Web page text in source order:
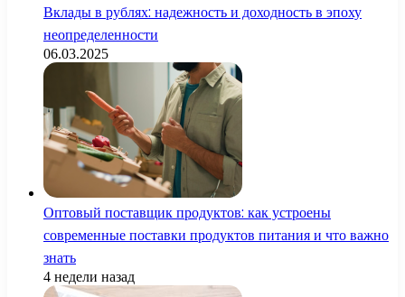
Вклады в рублях: надежность и доходность в эпоху
неопределенности
06.03.2025
Оптовый поставщик продуктов: как устроены
современные поставки продуктов питания и что важно
знать
4 недели назад